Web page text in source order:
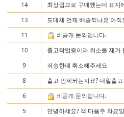
14
최상급으로 구매했는데 표지
13
도대체 언제 배송되나요 아
11
비공개 문의입니다.
10
출고작업중이라 취소를 제가
9
죄송한데 취소해주세요
8
출고 언제되는지요? 내일출
6
비공개 문의입니다.
5
안녕하세요? 책 다음주 화요